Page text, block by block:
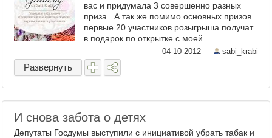
вас и придумала 3 совершенно разных
приза . А так же помимо основных призов
первые 20 участников розыгрыша получат
в подарок по открытке с моей
фотографией , какой именно - ...
04-10-2012 — sabi_krabi
Развернуть
И снова забота о детях
Депутаты Госдумы выступили с инициативой убрать табак и